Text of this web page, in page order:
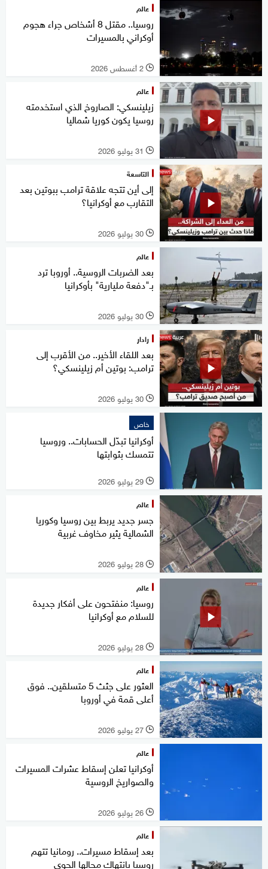
عالم
روسيا.. مقتل 8 أشخاص جراء هجوم
أوكراني بالمسيرات
l 2 أغسطس 2026
عالم
زيلينسكي: الصاروخ الذي استخدمته
روسيا يكون كوريا شماليا
l 31 يوليو 2026
التاسعة
إلى أين تتجه علاقة ترامب ببوتين بعد
التقارب مع أوكرانيا؟
l 30 يوليو 2026
عالم
بعد الضربات الروسية.. أوروبا ترد
بـ"دفعة مليارية" بأوكرانيا
l 30 يوليو 2026
رادار
بعد اللقاء الأخير.. من الأقرب إلى
ترامب: بوتين أم زيلينسكي؟
l 30 يوليو 2026
خاص
أوكرانيا تبدّل الحسابات.. وروسيا
تتمسك بثوابتها
l 29 يوليو 2026
عالم
جسر جديد يربط بين روسيا وكوريا
الشمالية يثير مخاوف غربية
l 28 يوليو 2026
عالم
روسيا: منفتحون على أفكار جديدة
للسلام مع أوكرانيا
l 28 يوليو 2026
عالم
العثور على جثث 5 متسلقين.. فوق
أعلى قمة في أوروبا
l 27 يوليو 2026
عالم
أوكرانيا تعلن إسقاط عشرات المسيرات
والصواريخ الروسية
l 26 يوليو 2026
عالم
بعد إسقاط مسيرات.. رومانيا تتهم
روسيا بانتهاك مجالها الجوي